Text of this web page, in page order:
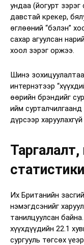
ундаа (йогурт зэрэг
давстай крекер,
өглөөний “бэлэн”
сахар агуулсан
хоол зэрэг оржээ.
Шинэ
интернэтээр
өөрийн брэндийг
ийм сурталчилгаанд
дүрсээр
Их Британийн
нэмэгдсэнийг
танилцуулсан
хүүхдүүдийн 22.1
сургууль төгсөх